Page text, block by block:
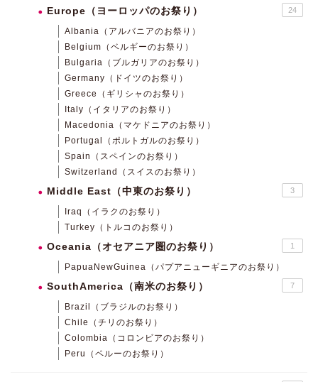
Europe（ヨーロッパのお祭り） 24
Albania（アルバニアのお祭り）
Belgium（ベルギーのお祭り）
Bulgaria（ブルガリアのお祭り）
Germany（ドイツのお祭り）
Greece（ギリシャのお祭り）
Italy（イタリアのお祭り）
Macedonia（マケドニアのお祭り）
Portugal（ポルトガルのお祭り）
Spain（スペインのお祭り）
Switzerland（スイスのお祭り）
Middle East（中東のお祭り） 3
Iraq（イラクのお祭り）
Turkey（トルコのお祭り）
Oceania（オセアニア圏のお祭り） 1
PapuaNewGuinea（パプアニューギニアのお祭り）
SouthAmerica（南米のお祭り） 7
Brazil（ブラジルのお祭り）
Chile（チリのお祭り）
Colombia（コロンビアのお祭り）
Peru（ペルーのお祭り）